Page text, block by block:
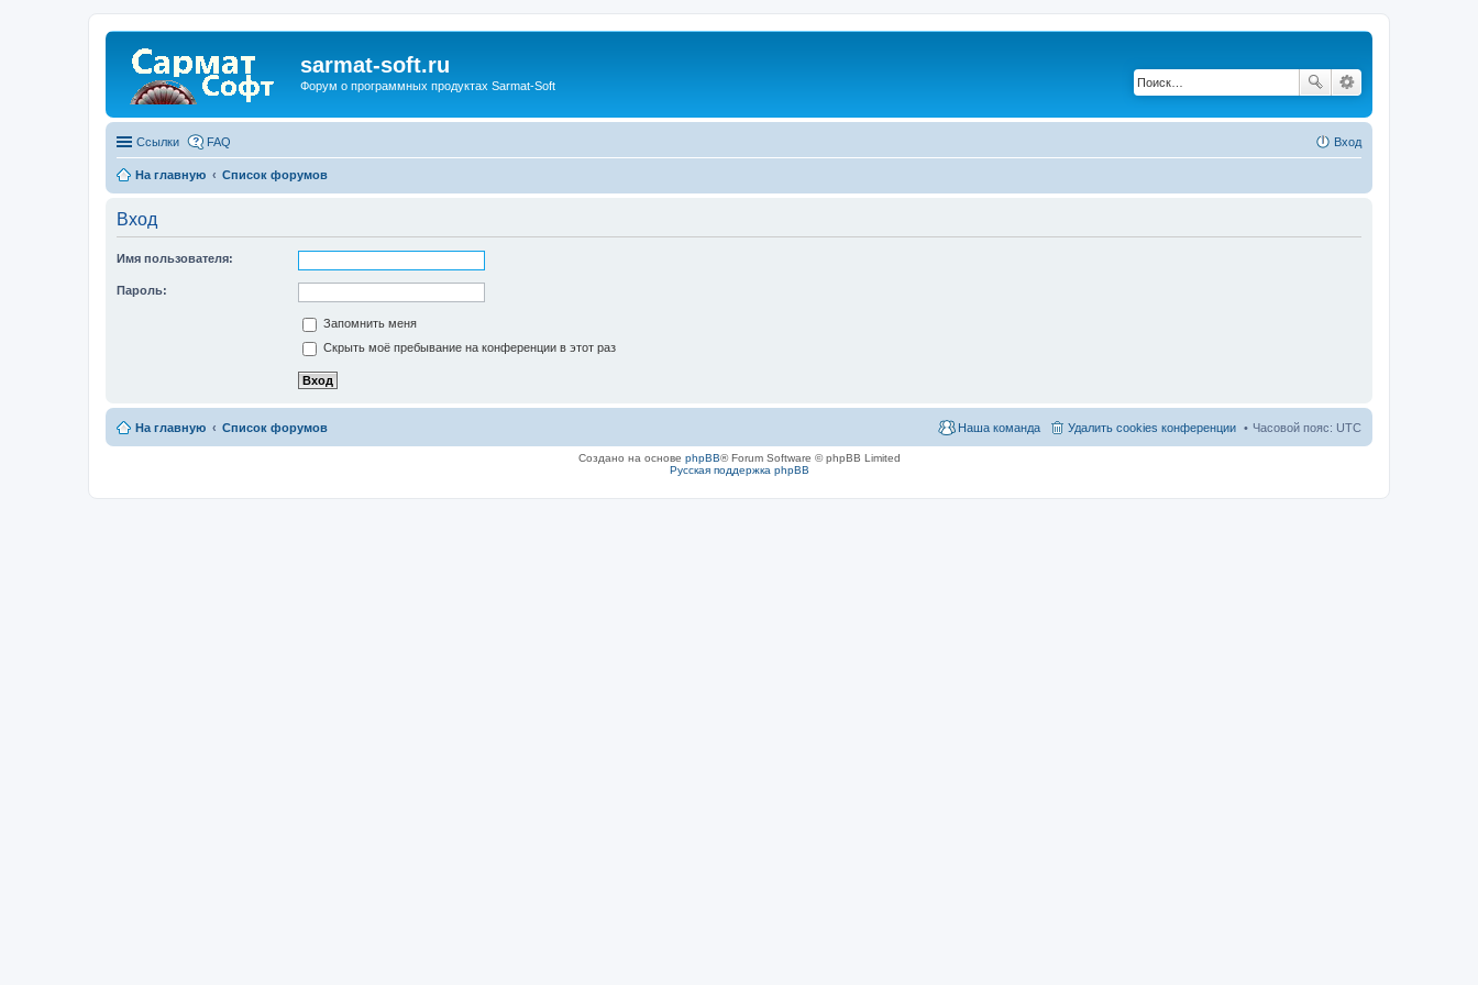
sarmat-soft.ru
Форум о программных продуктах Sarmat-Soft
Ссылки FAQ Вход
На главную Список форумов
Вход
Имя пользователя:
Пароль:
Запомнить меня
Скрыть моё пребывание на конференции в этот раз
На главную Список форумов Часовой пояс: UTC
Удалить cookies конференции
Наша команда
Создано на основе phpBB® Forum Software © phpBB Limited
Русская поддержка phpBB